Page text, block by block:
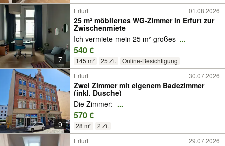
7
Erfurt 01.08.2026
25 m² möbliertes WG-Zimmer in Erfurt zur
Zwischenmiete
Ich vermiete mein 25 m² großes ...
540 €
145 m² 25 Zi. Online-Besichtigung
9
Erfurt 30.07.2026
Zwei Zimmer mit eigenem Badezimmer
(inkl. Dusche)
Die Zimmer: ...
570 €
28 m²
2 Zi.
Erfurt
29.07.2026